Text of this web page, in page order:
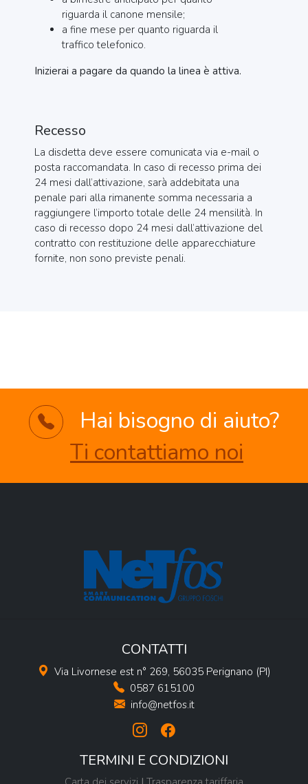
riguarda il canone mensile;
a fine mese per quanto riguarda il
traffico telefonico.
Inizierai a pagare da quando la linea è attiva.
Recesso
La disdetta deve essere comunicata via e-mail o
posta raccomandata. In caso di recesso prima dei
24 mesi dall’attivazione, sarà addebitata una
penale pari alla rimanente somma necessaria a
raggiungere l’importo totale delle 24 mensilità. In
caso di recesso dopo 24 mesi dall’attivazione del
contratto con restituzione delle apparecchiature
fornite, non sono previste penali.
Hai bisogno di aiuto?
Ti contattiamo noi
CONTATTI
Via Livornese est n° 269, 56035 Perignano (PI)
0587 615100
info@netfos.it
TERMINI E CONDIZIONI